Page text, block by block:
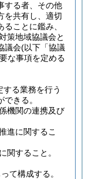
する者、その他
を共有し、適切
ことに鑑み、
策地域協議会と
議会(以下「協議
な事項を定める
る業務を行う
きる。
機関の連携及び
進に関するこ
関すること。
て構成する。